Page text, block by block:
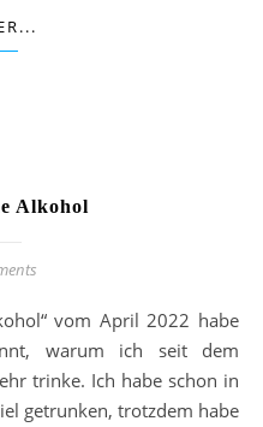
Alkohol
warum ich seit dem
trinke. Ich habe schon in
getrunken, trotzdem habe